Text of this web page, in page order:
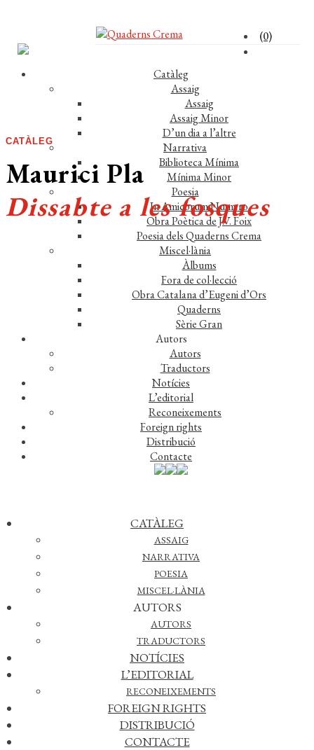
(0)
Catàleg
Assaig
Assaig
Assaig Minor
D’un dia a l’altre
Narrativa
Biblioteca Mínima
Mínima Minor
Poesia
In Amicorum Numero
Obra Poètica de J.V. Foix
Poesia dels Quaderns Crema
Miscel·lània
Àlbums
Fora de col·lecció
Obra Catalana d’Eugeni d’Ors
Quaderns
Sèrie Gran
Autors
Autors
Traductors
Notícies
L’editorial
Reconeixements
Foreign rights
Distribució
Contacte
CATÀLEG
ASSAIG
NARRATIVA
POESIA
MISCEL·LÀNIA
AUTORS
AUTORS
TRADUCTORS
NOTÍCIES
L’EDITORIAL
RECONEIXEMENTS
FOREIGN RIGHTS
DISTRIBUCIÓ
CONTACTE
CATÀLEG
Maurici Pla
Dissabte a les fosques
Comprar el llibre 10,50 €
Gabriel, el pintor protagonista d’aquesta novel.la, no és
pròpiament un artista. És més aviat un metafísic obsedit pel
procés creatiu.
Dissabte a les fosquesens descriu set dies
definitius d’un creador turmentat per l’angoixa, el bloqueig i
l’esforç titànic per trencar el tel implacable que el separa del
món que l’envolta i d’una dona que mai no podrà abastar.